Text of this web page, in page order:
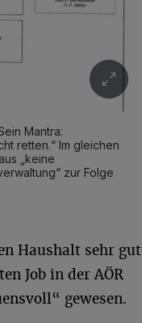
Mantra:
retten.“ Im gleichen
„keine
zur Folge
Haushalt sehr gut
Job in der AÖR
gewesen.